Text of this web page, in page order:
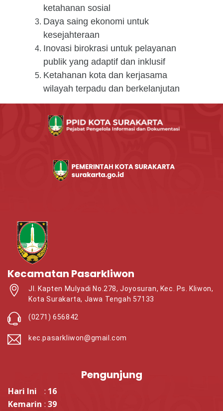
ketahanan sosial
Daya saing ekonomi untuk
kesejahteraan
Inovasi birokrasi untuk pelayanan
publik yang adaptif dan inklusif
Ketahanan kota dan kerjasama
wilayah terpadu dan berkelanjutan
Kecamatan Pasarkliwon
Jl. Kapten Mulyadi No.278, Joyosuran, Kec. Ps. Kliwon,
Kota Surakarta, Jawa Tengah 57133
(0271) 656842
kec.pasarkliwon@gmail.com
Pengunjung
Hari Ini : 16
Kemarin : 39